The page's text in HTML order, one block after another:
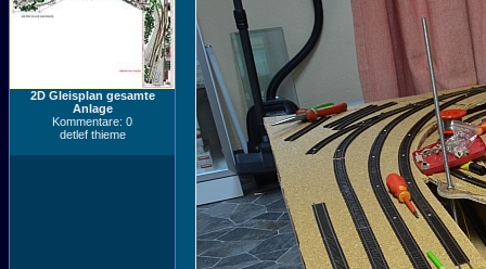
2D Gleisplan gesamte
Anlage
Kommentare: 0
detlef thieme